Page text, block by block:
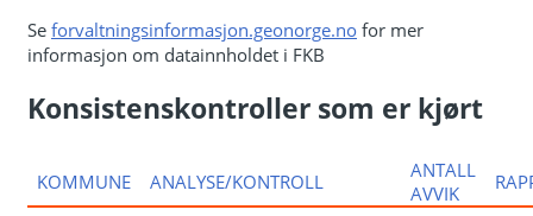
Se forvaltningsinformasjon.geonorge.no for mer
informasjon om datainnholdet i FKB
Konsistenskontroller som er kjørt
KOMMUNE ANALYSE/KONTROLL
ANTALL
AVVIK